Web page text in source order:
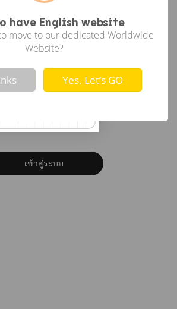
have English website
move to our dedicated Worldwide
Website?
! Not valid!
Yes. Let’s GO
or